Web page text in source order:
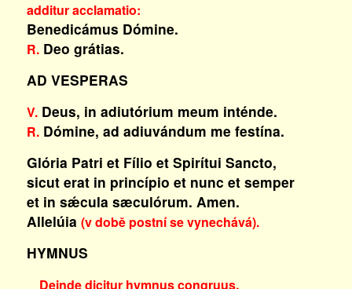
additur acclamatio:
Benedicámus Dómine.
R.Deo grátias.
AD VESPERAS
V.Deus, in adiutórium meum inténde.
R.Dómine, ad adiuvándum me festína.
Glória Patri et Fílio et Spirítui Sancto,
sicut erat in princípio et nunc et semper
et in sǽcula sæculórum. Amen.
Allelúia (v době postní se vynechává).
HYMNUS
Deinde dicitur hymnus congruus.